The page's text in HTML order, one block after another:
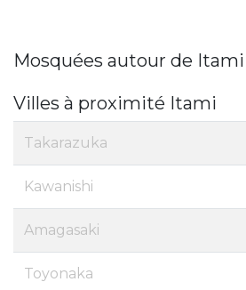
Mosquées autour de Itami
Villes à proximité Itami
Takarazuka
Kawanishi
Amagasaki
Toyonaka